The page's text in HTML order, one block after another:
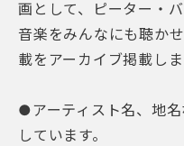
画として、ピーター・
音楽をみんなにも聴か
載をアーカイブ掲載しま
●アーティスト名、地
しています。